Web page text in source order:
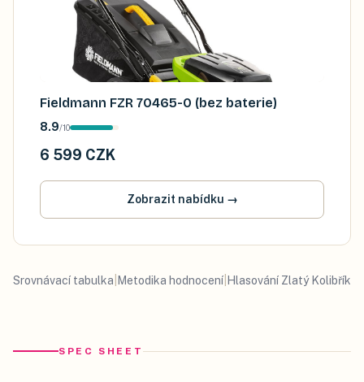
Fieldmann FZR 70465-0 (bez baterie)
8.9/10
6 599 CZK
Zobrazit nabídku →
Srovnávací tabulka Metodika hodnocení Hlasování Zlatý Kolibřík
SPEC SHEET